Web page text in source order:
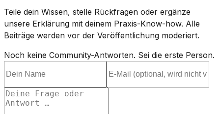
Teile dein Wissen, stelle Rückfragen oder ergänze
unsere Erklärung mit deinem Praxis-Know-how. Alle
Beiträge werden vor der Veröffentlichung moderiert.
Noch keine Community-Antworten. Sei die erste Person.